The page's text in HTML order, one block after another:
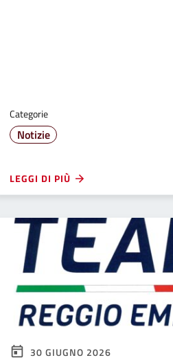
Categorie
Notizie
LEGGI DI PIÙ
30 GIUGNO 2026